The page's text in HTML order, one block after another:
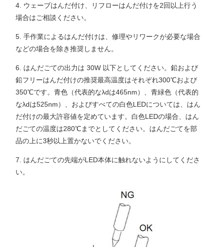
4. ウェーブはんだ付け、リフローはんだ付けを2回以上行う
場合はご相談ください。
5. 手作業によるはんだ付けは、修理やリワークが必要な場合
などの場合を除き推奨しません。
6. はんだごての出力は 30W 以下としてください。鉛および
鉛フリーはんだ付けの推奨最高温度はそれぞれ300℃および
350℃です。青色（代表的なλdは465nm）、青緑色（代表的
なλdは525nm）、およびすべての白色LEDについては、はん
だ付けの最大許容値を定めています。白色LEDの場合、はん
だごての温度は280℃までとしてください。はんだごてを部
品の上に3秒以上置かないでください。
7. はんだごての先端がLED本体に触れないようにしてくださ
い。